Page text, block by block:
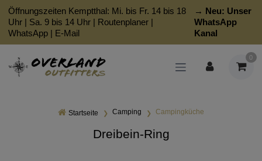
Öffnungszeiten Kemptthal: Mi. bis Fr. 14 bis 18
Uhr | Sa. 9 bis 14 Uhr | Routenplaner |
WhatsApp | E-Mail
→ Neu: Unser
WhatsApp
Kanal
0
Startseite Camping Campingküche
Dreibein-Ring